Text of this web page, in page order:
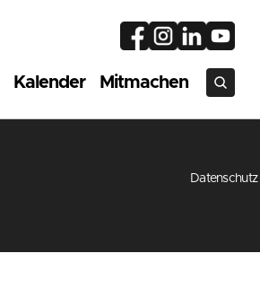
Kalender Mitmachen
Datenschutz